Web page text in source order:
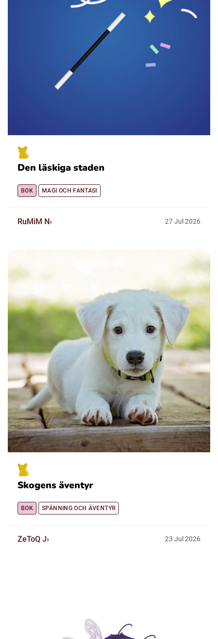
Den läskiga staden
BOK MAGI OCH FANTASI
RuMiM N 27Jul 2026
Skogens äventyr
BOK SPÄNNING OCH ÄVENTYR
ZeToQ J 23 Jul 2026